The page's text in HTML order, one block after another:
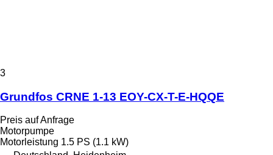
3
Grundfos CRNE 1-13 EOY-CX-T-E-HQQE
Preis auf Anfrage
Motorpumpe
Motorleistung 1.5 PS (1.1 kW)